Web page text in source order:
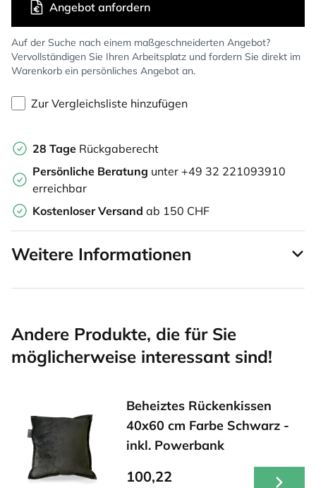
Auf der Suche nach einem maßgeschneiderten Angebot?
Vervollständigen Sie Ihren Arbeitsplatz und fordern Sie direkt im
Warenkorb ein persönliches Angebot an.
Angebot anfordern
Zur Vergleichsliste hinzufügen
28 Tage Rückgaberecht
Persönliche Beratung unter +49 32 221093910
erreichbar
Kostenloser Versand ab 150 CHF
Weitere Informationen
Andere Produkte, die für Sie
möglicherweise interessant sind!
Beheiztes Rückenkissen
40x60 cm Farbe Schwarz -
inkl. Powerbank
100,22